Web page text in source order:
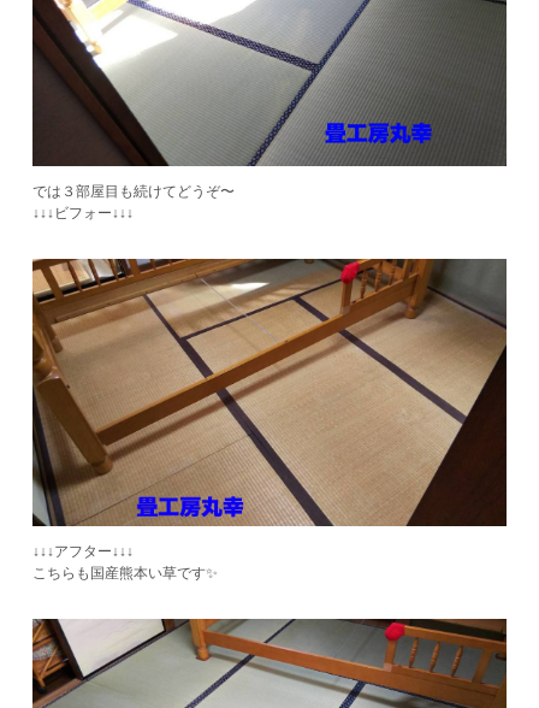
では３部屋目も続けてどうぞ〜
​↓↓↓ビフォー↓↓↓
↓↓↓アフター↓↓↓
こちらも国産熊本い草です✨